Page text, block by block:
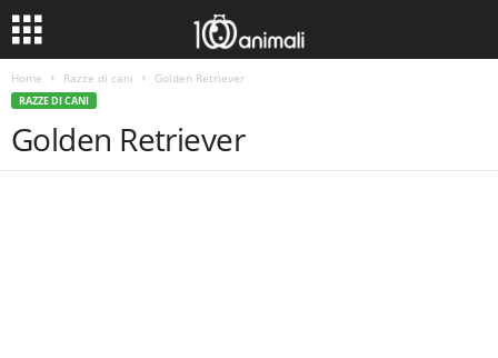
Home Razze di cani Golden Retriever
RAZZE DI CANI
Golden Retriever